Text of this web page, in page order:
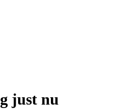
just nu